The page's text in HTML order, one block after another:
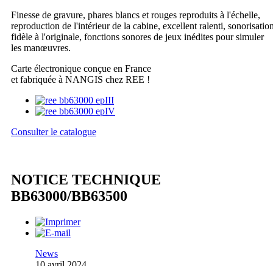
Finesse de gravure, phares blancs et rouges reproduits à l'échelle,
reproduction de l'intérieur de la cabine, excellent ralenti,
fidèle à l'originale, fonctions sonores de jeux inédites pour simuler
les manœuvres.
Carte électronique conçue en France
et fabriquée à NANGIS chez REE !
Consulter le catalogue
NOTICE TECHNIQUE
BB63000/BB63500
News